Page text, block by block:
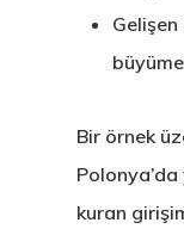
Gelişen
büyüme
Bir örnek
kuran